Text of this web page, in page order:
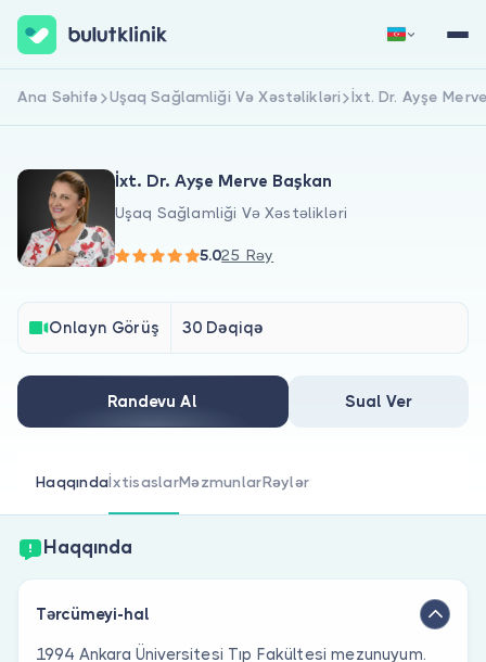
Xəstələr üçün
Həkimlər üçün
Həkim siniz?
Qeydiyyat Daxil Ol
Ana Səhifə Uşaq Sağlamliği Və Xəstəlikləri İxt. Dr. Ayşe
İxt. Dr. Ayşe Merve Başkan
Uşaq Sağlamliği Və Xəstəlikləri
5.025 Rəy
Onlayn Görüş 30 Dəqiqə
Randevu Al Sual Ver
HaqqındaİxtisaslarMəzmunlarRəylər
Haqqında
Tərcümeyi-hal
1994 Ankara Üniversitesi Tıp Fakültesi mezunuyum.